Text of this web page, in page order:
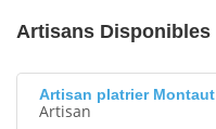
Artisans Disponibles
Artisan platrier Montaut
Artisan